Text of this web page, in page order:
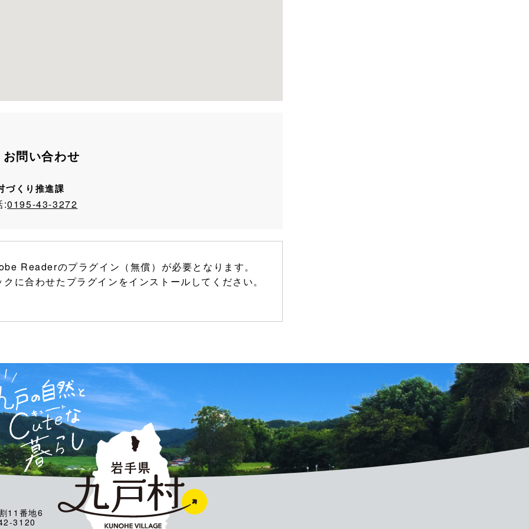
お問い合わせ
づくり推進課
:0195-43-3272
Readerのプラグイン（無償）が必要となります。
に合わせたプラグインをインストールしてください。
11番地6
3120